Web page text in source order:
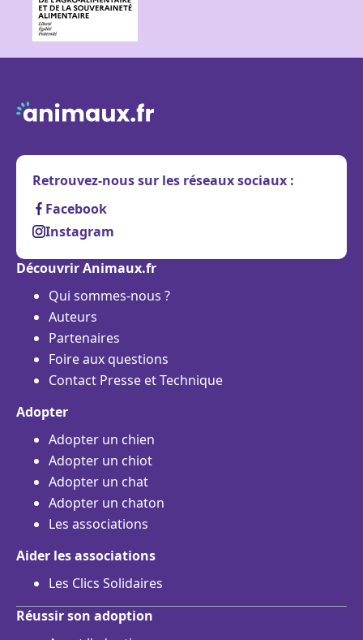
Retrouvez-nous sur les réseaux sociaux :
Facebook
Instagram
Découvrir Animaux.fr
Qui sommes-nous ?
Auteurs
Partenaires
Foire aux questions
Contact Presse et Technique
Adopter
Adopter un chien
Adopter un chiot
Adopter un chat
Adopter un chaton
Les associations
Aider les associations
Les Clics Solidaires
Réussir son adoption